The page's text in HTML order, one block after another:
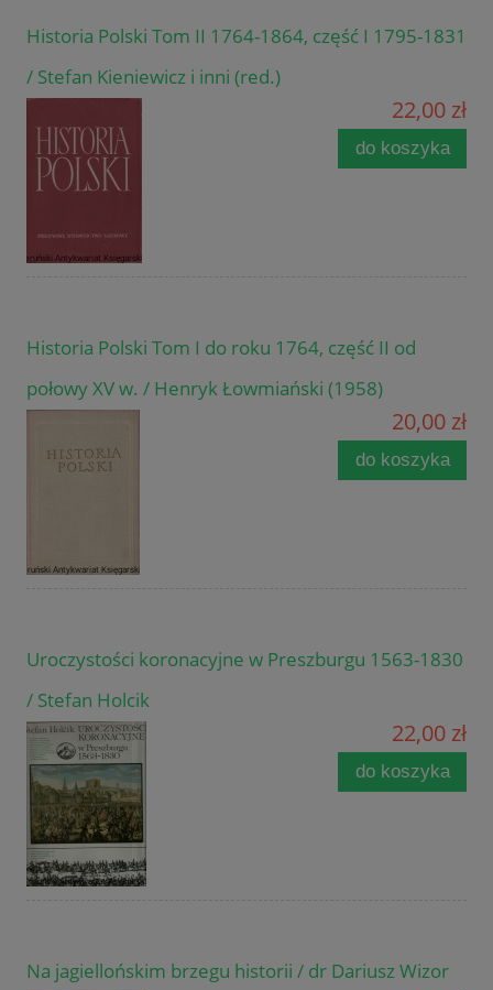
Historia Polski Tom II 1764-1864, część I 1795-1831
/ Stefan Kieniewicz i inni (red.)
22,00 zł
do koszyka
Historia Polski Tom I do roku 1764, część II od
połowy XV w. / Henryk Łowmiański (1958)
20,00 zł
do koszyka
Uroczystości koronacyjne w Preszburgu 1563-1830
/ Stefan Holcik
22,00 zł
do koszyka
Na jagiellońskim brzegu historii / dr Dariusz Wizor